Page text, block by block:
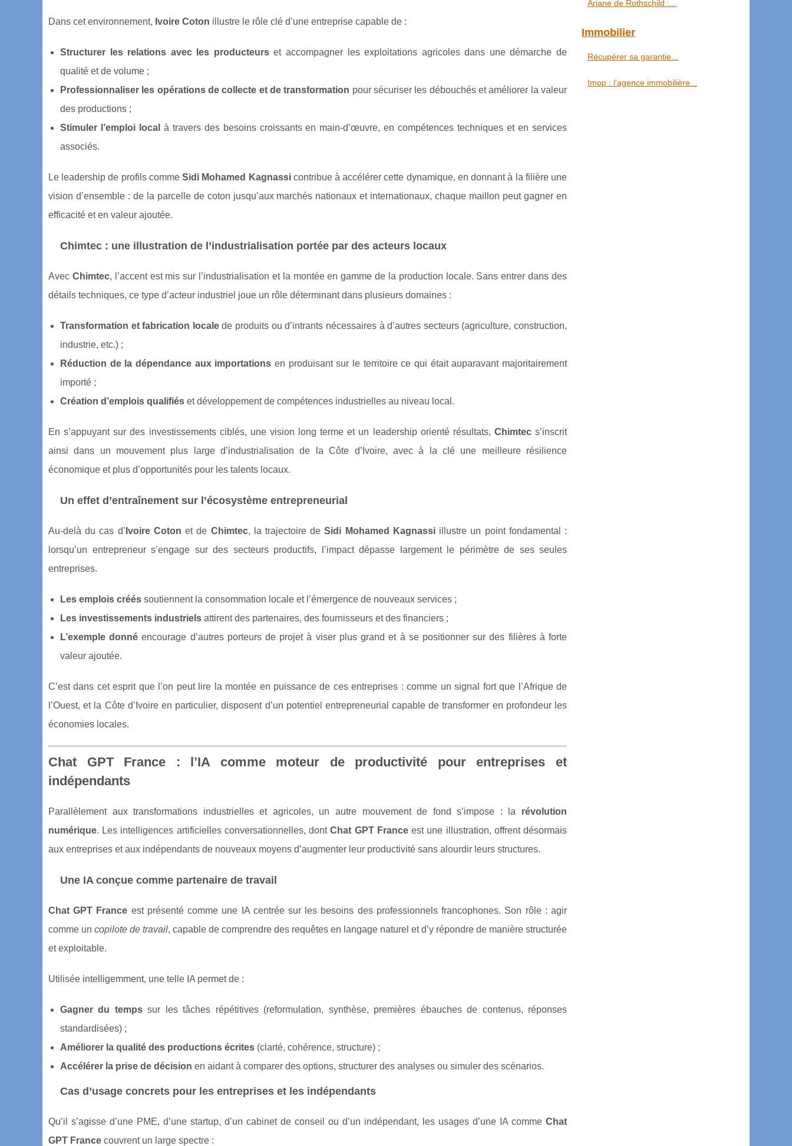
Dans cet environnement, Ivoire Coton illustre le rôle clé d’une entreprise capable de :
Structurer les relations avec les producteurset accompagner les exploitations agricoles dans une démarche de
qualité et de volume ;
Professionnaliser les opérations de collecte et de transformation pour sécuriser les débouchés et améliorer la valeur
des productions ;
Stimuler l’emploi local à travers des besoins croissants en main-d’œuvre, en compétences techniques et en services
associés.
Le leadership de profils commeSidi Mohamed Kagnassicontribue à accélérer cette dynamique, en donnant à la filière une
vision d’ensemble : de la parcelle de coton jusqu’aux marchés nationaux et internationaux, chaque maillon peut gagner en
efficacité et en valeur ajoutée.
Chimtec : une illustration de l’industrialisation portée par des acteurs locaux
Avec Chimtec, l’accent est mis sur l’industrialisation et la montée en gamme de la production locale. Sans entrer dans des
détails techniques, ce type d’acteur industriel joue un rôle déterminant dans plusieurs domaines :
Transformation et fabrication localede produits ou d’intrants nécessaires à d’autres secteurs (agriculture, construction,
industrie, etc.) ;
Réduction de la dépendance aux importations en produisant sur le territoire ce qui était auparavant majoritairement
importé ;
Création d’emplois qualifiés et développement de compétences industrielles au niveau local.
En s’appuyant sur des investissements ciblés, une vision long terme et un leadership orienté résultats, Chimtecs’inscrit
ainsi dans un mouvement plus large d’industrialisation de la Côte d’Ivoire, avec à la clé une meilleure résilience
économique et plus d’opportunités pour les talents locaux.
Un effet d’entraînement sur l’écosystème entrepreneurial
Au-delà du cas d’ Ivoire Coton et de Chimtec, la trajectoire deSidi Mohamed Kagnassiillustre un point fondamental :
lorsqu’un entrepreneur s’engage sur des secteurs productifs, l’impact dépasse largement le périmètre de ses seules
entreprises.
Les emplois créés soutiennent la consommation locale et l’émergence de nouveaux services ;
Les investissements industriels attirent des partenaires, des fournisseurs et des financiers ;
L’exemple donné encourage d’autres porteurs de projet à viser plus grand et à se positionner sur des filières à forte
valeur ajoutée.
C’est dans cet esprit que l’on peut lire la montée en puissance de ces entreprises : comme un signal fort que l’Afrique de
l’Ouest, et la Côte d’Ivoire en particulier, disposent d’un potentiel entrepreneurial capable de transformer en profondeur les
économies locales.
Chat GPT France : l’IA comme moteur de productivité pour entreprises et
indépendants
Parallèlement aux transformations industrielles et agricoles, un autre mouvement de fond s’impose : la révolution
numérique. Les intelligences artificielles conversationnelles, dontChat GPT Franceest une illustration, offrent désormais
aux entreprises et aux indépendants de nouveaux moyens d’augmenter leur productivité sans alourdir leurs structures.
Une IA conçue comme partenaire de travail
Chat GPT France est présenté comme une IA centrée sur les besoins des professionnels francophones. Son rôle : agir
comme un copilote de travail, capable de comprendre des requêtes en langage naturel et d’y répondre de manière structurée
et exploitable.
Utilisée intelligemment, une telle IA permet de :
Gagner du tempssur les tâches répétitives (reformulation, synthèse, premières ébauches de contenus, réponses
standardisées) ;
Améliorer la qualité des productions écrites (clarté, cohérence, structure) ;
Accélérer la prise de décision en aidant à comparer des options, structurer des analyses ou simuler des scénarios.
Cas d’usage concrets pour les entreprises et les indépendants
Qu’il s’agisse d’une PME, d’une startup, d’un cabinet de conseil ou d’un indépendant, les usages d’une IA comme Chat
GPT France couvrent un large spectre :
Ariane de Rothschild :...
Immobilier
Récupérer sa garantie...
Imop : l'agence immobilière...